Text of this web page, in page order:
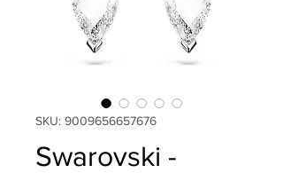
SKU: 9009656657676
Swarovski -